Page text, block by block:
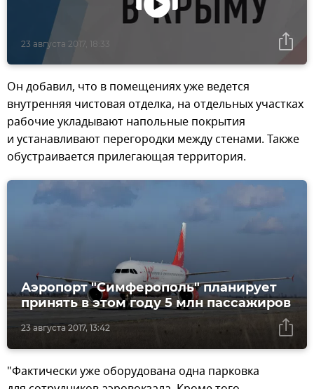
23 августа 2017, 18:33
Он добавил, что в помещениях уже ведется
внутренняя чистовая отделка, на отдельных участках
рабочие укладывают напольные покрытия
и устанавливают перегородки между стенами. Также
обустраивается прилегающая территория.
23 августа 2017, 13:42
Аэропорт "Симферополь" планирует
принять в этом году 5 млн пассажиров
"Фактически уже оборудована одна парковка